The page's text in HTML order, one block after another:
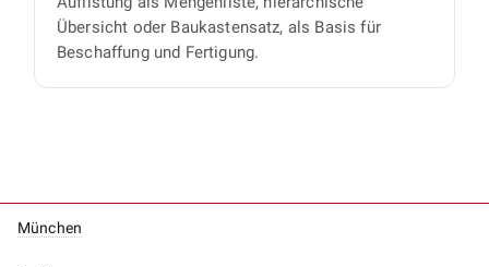
Übersicht oder Baukastensatz, als Basis für
Beschaffung und Fertigung.
München